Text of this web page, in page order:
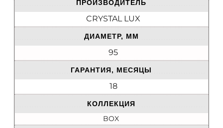
ПРОИЗВОДИТЕЛЬ
CRYSTAL LUX
ДИАМЕТР, ММ
95
ГАРАНТИЯ, МЕСЯЦЫ
18
КОЛЛЕКЦИЯ
BOX